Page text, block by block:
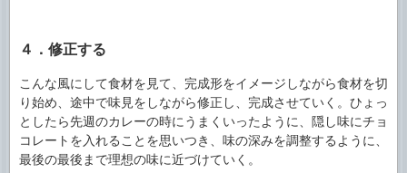
４．修正する
こんな風にして食材を見て、完成形をイメージしながら食材を切
り始め、途中で味見をしながら修正し、完成させていく。ひょっ
としたら先週のカレーの時にうまくいったように、隠し味にチョ
コレートを入れることを思いつき、味の深みを調整するように、
最後の最後まで理想の味に近づけていく。